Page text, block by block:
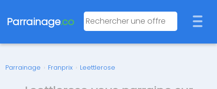
Parrainage.co
Parrainage › Franprix › Leettlerose